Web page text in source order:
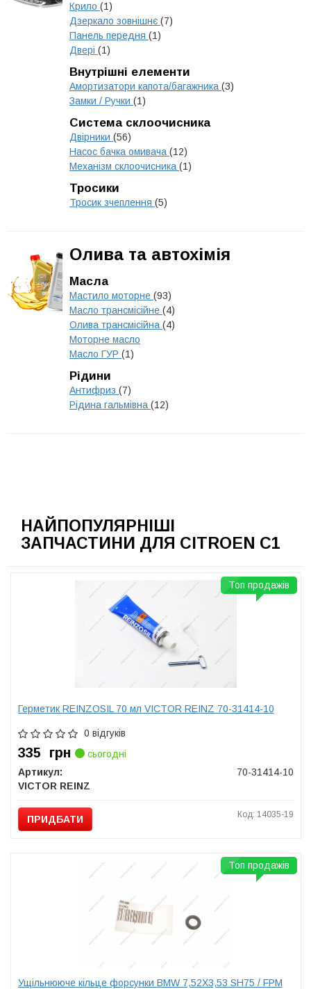
Крило (1)
Дзеркало зовнішнє (7)
Панель передня (1)
Двері (1)
Внутрішні елементи
Амортизатори капота/багажника (3)
Замки / Ручки (1)
Система склоочисника
Двірники (56)
Насос бачка омивача (12)
Механізм склоочисника (1)
Тросики
Тросик зчеплення (5)
Олива та автохімія
Масла
Мастило моторне (93)
Масло трансмісійне (4)
Олива трансмісійна (4)
Моторне масло
Масло ГУР (1)
Рідини
Антифриз (7)
Рідина гальмівна (12)
НАЙПОПУЛЯРНІШІ
ЗАПЧАСТИНИ ДЛЯ CITROEN C1
Герметик REINZOSIL 70 мл VICTOR REINZ 70-31414-10
0 відгуків
335 грн
сьогодні
Артикул:
70-31414-10
VICTOR REINZ
ПРИДБАТИ Код: 14035-19
Топ продажів
Ущільнююче кільце форсунки BMW 7,52X3,53 SH75 / FPM
Топ продажів